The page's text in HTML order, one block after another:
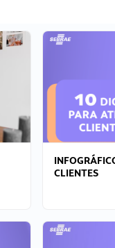
CLIENTES